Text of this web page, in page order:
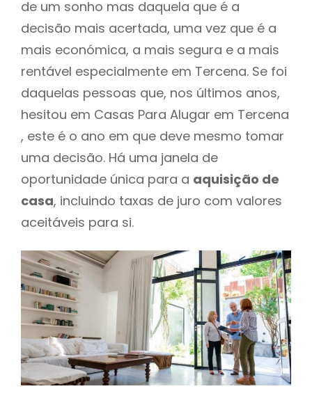
de um sonho mas daquela que é a
decisão mais acertada, uma vez que é a
mais económica, a mais segura e a mais
rentável especialmente em Tercena. Se foi
daquelas pessoas que, nos últimos anos,
hesitou em Casas Para Alugar em Tercena
, este é o ano em que deve mesmo tomar
uma decisão. Há uma janela de
oportunidade única para a aquisição de
casa, incluindo taxas de juro com valores
aceitáveis para si.